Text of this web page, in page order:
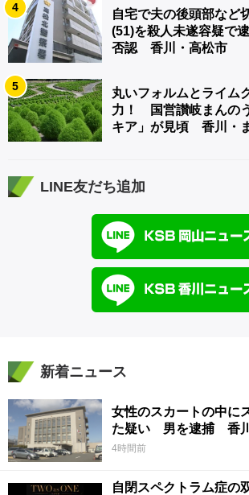
4
自宅で夫の後頭部など
(51)を殺人未遂容疑で
否認 香川・高松市
5
丸いフォルムとライム
力！ 国営讃岐まんの
キア」が見頃 香川・
LINE友だち追加
新着ニュース
女性のスカートの中に
た疑い 男を逮捕 香川
4時間前
自閉スペクトラム症の